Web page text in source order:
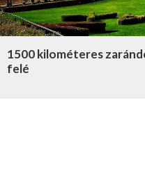
1500 kilométeres
felé